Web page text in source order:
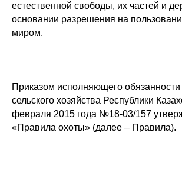
естественной свободы, их частей и
основании разрешения на
миром.
Приказом исполняющего
сельского хозяйства Республики
февраля 2015 года №18-03/157
«Правила охоты» (далее – Правила).